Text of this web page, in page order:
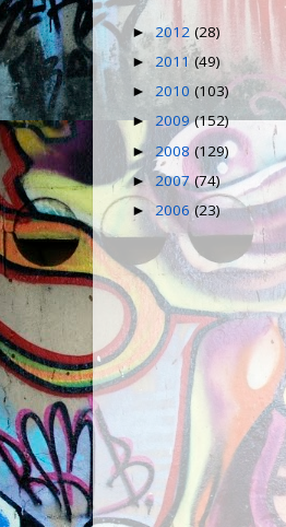
►2012 (28)
► 2011(49)
► 2010(103)
► 2009(152)
► 2008 (129)
► 2007(74)
► 2006(23)